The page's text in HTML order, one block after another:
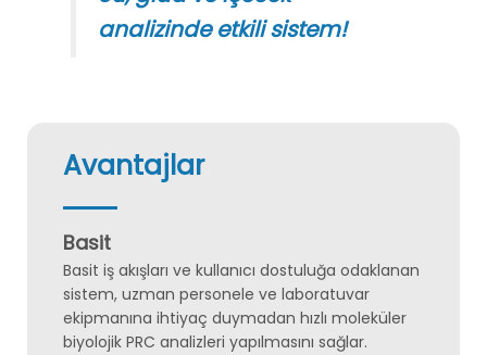
analizinde etkili sistem!
Avantajlar
Basit
Basit iş akışları ve kullanıcı dostuluğa odaklanan
sistem, uzman personele ve laboratuvar
ekipmanına ihtiyaç duymadan hızlı moleküler
biyolojik PRC analizleri yapılmasını sağlar.